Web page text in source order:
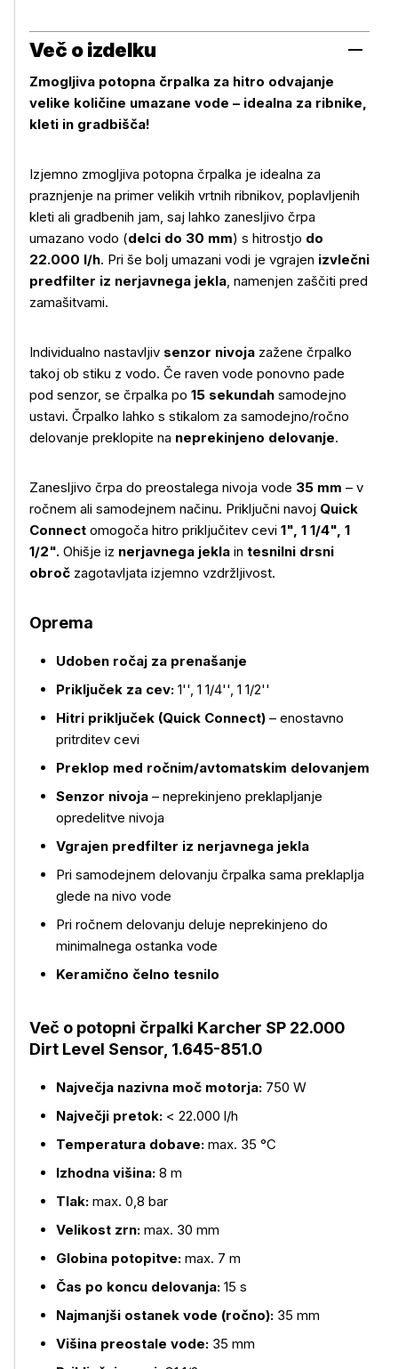
Več o izdelku
Več o izdelku
Zmogljiva potopna črpalka za hitro odvajanje
velike količine umazane vode – idealna za ribnike,
kleti in gradbišča!
Izjemno zmogljiva potopna črpalka je idealna za
praznjenje na primer velikih vrtnih ribnikov, poplavljenih
kleti ali gradbenih jam, saj lahko zanesljivo črpa
umazano vodo (delci do 30 mm) s hitrostjo do
22.000 l/h. Pri še bolj umazani vodi je vgrajen izvlečni
predfilter iz nerjavnega jekla, namenjen zaščiti pred
zamašitvami.
Individualno nastavljiv senzor nivoja zažene črpalko
takoj ob stiku z vodo. Če raven vode ponovno pade
pod senzor, se črpalka po 15 sekundah samodejno
ustavi. Črpalko lahko s stikalom za samodejno/ročno
delovanje preklopite na neprekinjeno delovanje.
Zanesljivo črpa do preostalega nivoja vode 35 mm – v
ročnem ali samodejnem načinu. Priključni navoj Quick
Connect omogoča hitro priključitev cevi 1", 1 1/4", 1
1/2". Ohišje iz nerjavnega jekla in tesnilni drsni
obroč zagotavljata izjemno vzdržljivost.
Oprema
Udoben ročaj za prenašanje
Priključek za cev: 1'', 1 1/4'', 1 1/2''
Hitri priključek (Quick Connect) – enostavno
pritrditev cevi
Preklop med ročnim/avtomatskim delovanjem
Senzor nivoja – neprekinjeno preklapljanje
opredelitve nivoja
Vgrajen predfilter iz nerjavnega jekla
Pri samodejnem delovanju črpalka sama preklaplja
glede na nivo vode
Pri ročnem delovanju deluje neprekinjeno do
minimalnega ostanka vode
Keramično čelno tesnilo
Več o potopni črpalki Karcher SP 22.000
Dirt Level Sensor, 1.645-851.0
Največja nazivna moč motorja: 750 W
Največji pretok: < 22.000 l/h
Temperatura dobave: max. 35 °C
Izhodna višina: 8 m
Tlak: max. 0,8 bar
Velikost zrn: max. 30 mm
Globina potopitve: max. 7 m
Čas po koncu delovanja: 15 s
Najmanjši ostanek vode (ročno): 35 mm
Višina preostale vode: 35 mm